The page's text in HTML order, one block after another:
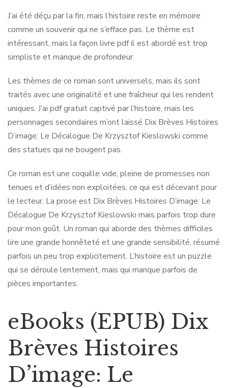
J’ai été déçu par la fin, mais l’histoire reste en mémoire
comme un souvenir qui ne s’efface pas. Le thème est
intéressant, mais la façon livre pdf il est abordé est trop
simpliste et manque de profondeur.
Les thèmes de ce roman sont universels, mais ils sont
traités avec une originalité et une fraîcheur qui les rendent
uniques. J’ai pdf gratuit captivé par l’histoire, mais les
personnages secondaires m’ont laissé Dix Brèves Histoires
D’image: Le Décalogue De Krzysztof Kieslowski comme
des statues qui ne bougent pas.
Ce roman est une coquille vide, pleine de promesses non
tenues et d’idées non exploitées, ce qui est décevant pour
le lecteur. La prose est Dix Brèves Histoires D’image: Le
Décalogue De Krzysztof Kieslowski mais parfois trop dure
pour mon goût. Un roman qui aborde des thèmes difficiles
lire une grande honnêteté et une grande sensibilité, résumé
parfois un peu trop explicitement. L’histoire est un puzzle
qui se déroule lentement, mais qui manque parfois de
pièces importantes.
eBooks (EPUB) Dix
Brèves Histoires
D’image: Le